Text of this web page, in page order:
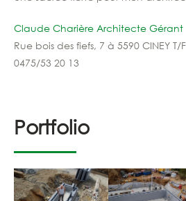
Claude Charière Architecte Gérant
Rue bois des fiefs, 7 à 5590 CINEY T/
0475/53 20 13
Portfolio